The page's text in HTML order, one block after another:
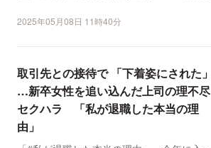
2025年05月08日 11時40分
取引先との接待で 「下着姿にされた」
…新卒女性を追い込んだ上司の理不尽
セクハラ 「私が退職した本当の理
由」